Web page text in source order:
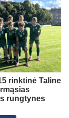
rinktinė Taline
rungtynes